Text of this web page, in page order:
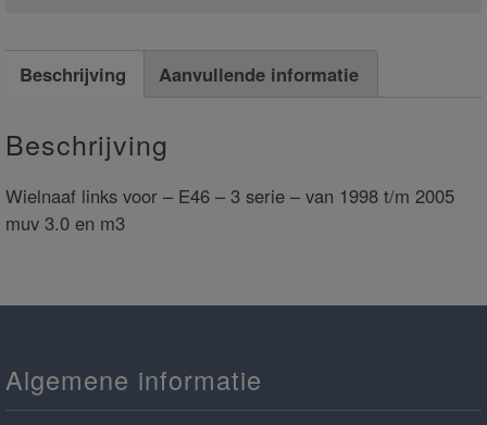
Beschrijving Aanvullende informatie
Beschrijving
Wielnaaf links voor – E46 – 3 serie – van 1998 t/m 2005
muv 3.0 en m3
Algemene informatie